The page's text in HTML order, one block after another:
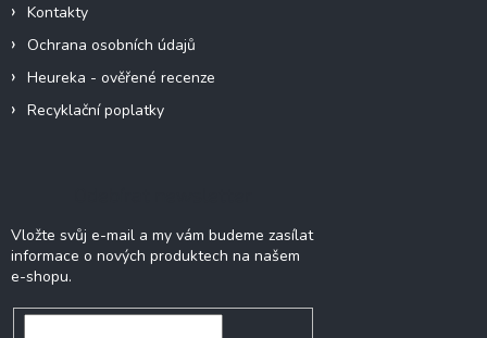
Kontakty
Ochrana osobních údajů
Heureka - ověřené recenze
Recyklační poplatky
Vložte svůj e-mail a my vám budeme zasílat
informace o nových produktech na našem
e-shopu.